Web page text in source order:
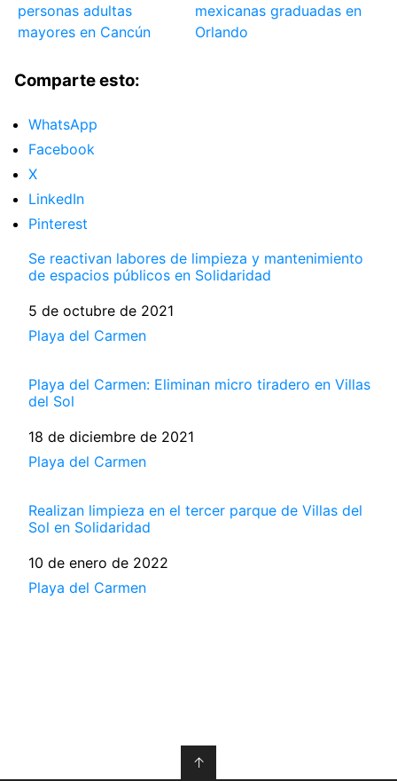
personas adultas
mayores en Cancún
mexicanas graduadas en
Orlando
Comparte esto:
WhatsApp
Facebook
X
LinkedIn
Pinterest
Se reactivan labores de limpieza y mantenimiento
de espacios públicos en Solidaridad
Fecha
5 de octubre de 2021
Respecto a
Playa del Carmen
Playa del Carmen: Eliminan micro tiradero en Villas
del Sol
Fecha
18 de diciembre de 2021
Respecto a
Playa del Carmen
Realizan limpieza en el tercer parque de Villas del
Sol en Solidaridad
Fecha
10 de enero de 2022
Respecto a
Playa del Carmen
↑